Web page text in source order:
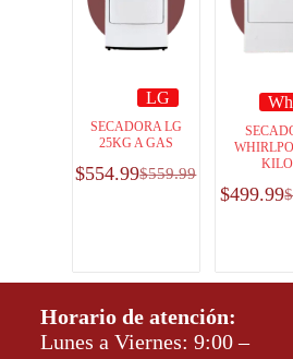
LG
SECADORA LG
25KG A GAS
$559.99
$554.99
$
$499.99
Horario de atención:
Lunes a Viernes: 9:00 –